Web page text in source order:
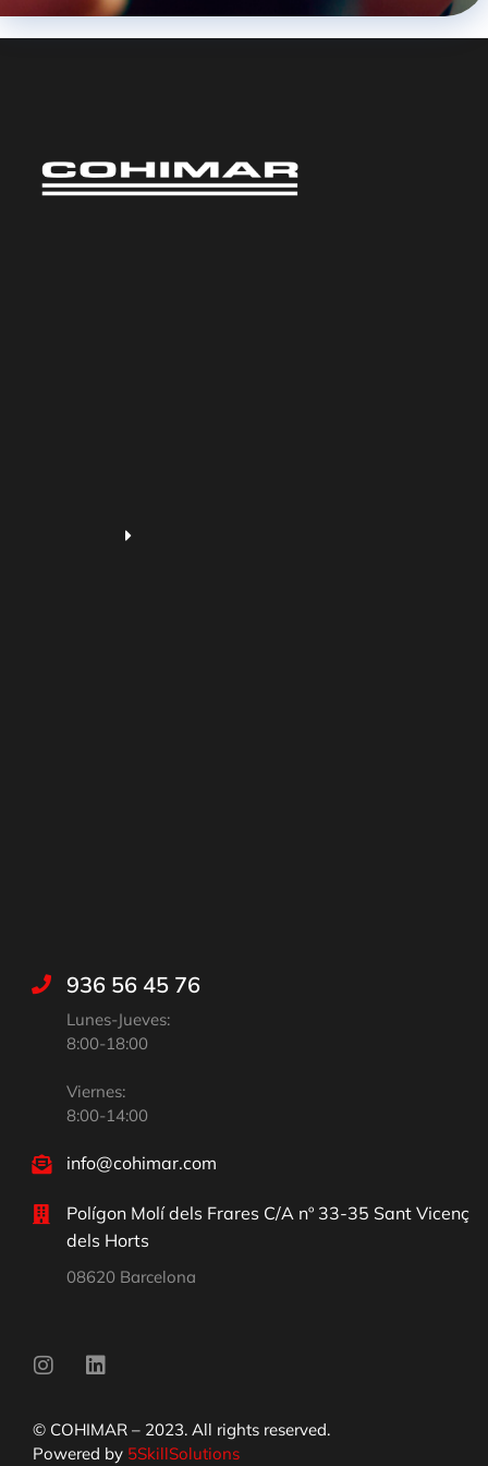
936 56 45 76
Lunes-Jueves:
8:00-18:00
Viernes:
8:00-14:00
info@cohimar.com
Polígon Molí dels Frares C/A nº 33-35 Sant Vicenç
dels Horts
08620 Barcelona
© COHIMAR – 2023. All rights reserved.
Powered by 5SkillSolutions